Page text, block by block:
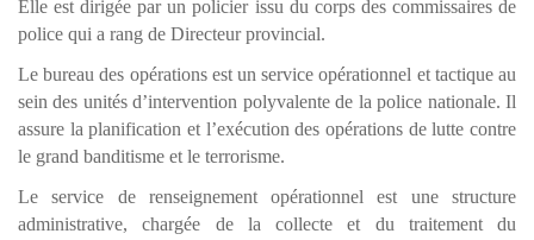
Elle est dirigée par un policier issu du corps des commissaires de
police qui a rang de Directeur provincial.
Le bureau des opérations est un service opérationnel et tactique au
sein des unités d’intervention polyvalente de la police nationale. Il
assure la planification et l’exécution des opérations de lutte contre
le grand banditisme et le terrorisme.
Le service de renseignement opérationnel est une structure
administrative, chargée de la collecte et du traitement du